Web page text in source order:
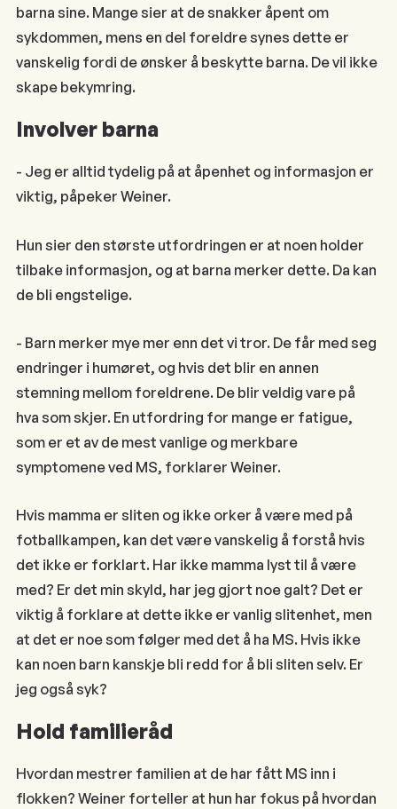
barna sine. Mange sier at de snakker åpent om
sykdommen, mens en del foreldre synes dette er
vanskelig fordi de ønsker å beskytte barna. De vil ikke
skape bekymring.
Involver barna
- Jeg er alltid tydelig på at åpenhet og informasjon er
viktig, påpeker Weiner.
Hun sier den største utfordringen er at noen holder
tilbake informasjon, og at barna merker dette. Da kan
de bli engstelige.
- Barn merker mye mer enn det vi tror. De får med seg
endringer i humøret, og hvis det blir en annen
stemning mellom foreldrene. De blir veldig vare på
hva som skjer. En utfordring for mange er fatigue,
som er et av de mest vanlige og merkbare
symptomene ved MS, forklarer Weiner.
Hvis mamma er sliten og ikke orker å være med på
fotballkampen, kan det være vanskelig å forstå hvis
det ikke er forklart. Har ikke mamma lyst til å være
med? Er det min skyld, har jeg gjort noe galt? Det er
viktig å forklare at dette ikke er vanlig slitenhet, men
at det er noe som følger med det å ha MS. Hvis ikke
kan noen barn kanskje bli redd for å bli sliten selv. Er
jeg også syk?
Hold familieråd
Hvordan mestrer familien at de har fått MS inn i
flokken? Weiner forteller at hun har fokus på hvordan